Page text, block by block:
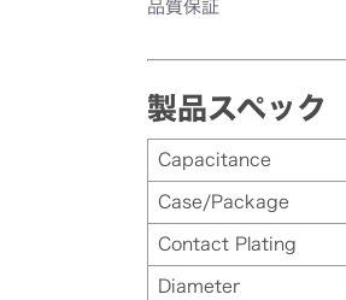
品質保証
製品スペック
Capacitance
Case/Package
Contact Plating
Diameter